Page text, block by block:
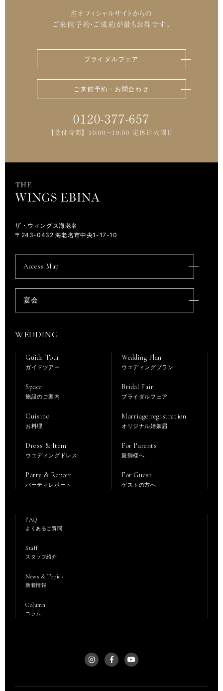
当オフィシャルサイトからの
ご来館予約・ご成約が最もお得です。
ブライダルフェア
ご来館予約・お問合わせ
0120-377-657
【受付時間】 10:00～19:00 定休日：火曜日
ザ・ウィングス海老名
〒243-0432 海老名市中央1-17-10
Access Map
宴会
WEDDING
Guide Tour
ガイドツアー
Space
施設のご案内
Cuisine
お料理
Dress & Item
ウエディングドレス
Party & Report
パーティレポート
Wedding Plan
ウエディングプラン
Bridal Fair
ブライダルフェア
Marriage registration
オリジナル婚姻届
For Parents
親御様へ
For Guest
ゲストの方へ
FAQ
よくあるご質問
Staff
スタッフ紹介
News & Topics
新着情報
Column
コラム